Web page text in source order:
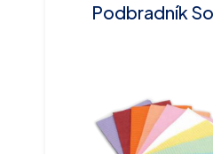
Podbradník